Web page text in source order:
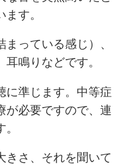
す。
っている感じ）、
鳴りなどです。
に準じます。中等症
が必要ですので、連
きさ、それを聞いて